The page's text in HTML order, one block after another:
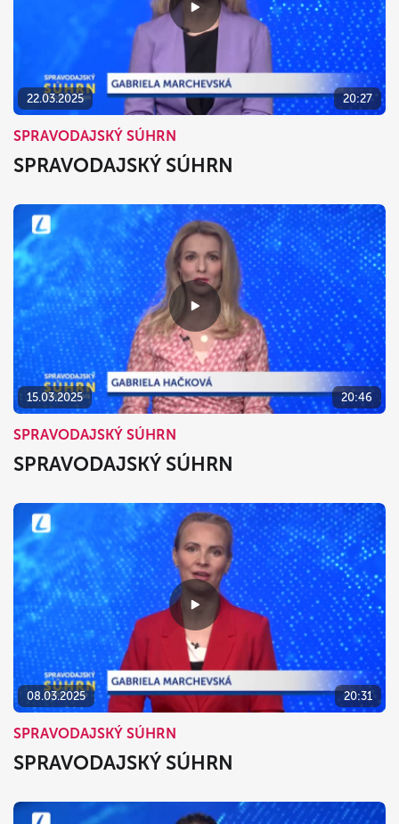
22.03.2025 20:27
SPRAVODAJSKÝ SÚHRN
SPRAVODAJSKÝ SÚHRN
15.03.2025 20:46
SPRAVODAJSKÝ SÚHRN
SPRAVODAJSKÝ SÚHRN
08.03.2025 20:31
SPRAVODAJSKÝ SÚHRN
SPRAVODAJSKÝ SÚHRN